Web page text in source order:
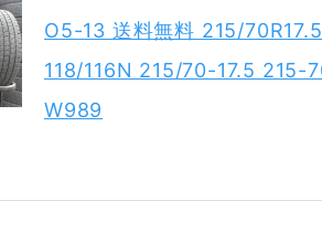
O5-13 送料無料 215/
118/116N 215/70-17.5 215-
W989